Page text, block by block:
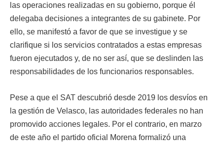
las operaciones realizadas en su gobierno, porque él
delegaba decisiones a integrantes de su gabinete. Por
ello, se manifestó a favor de que se investigue y se
clarifique si los servicios contratados a estas empresas
fueron ejecutados y, de no ser así, que se deslinden las
responsabilidades de los funcionarios responsables.
Pese a que el SAT descubrió desde 2019 los desvíos en
la gestión de Velasco, las autoridades federales no han
promovido acciones legales. Por el contrario, en marzo
de este año el partido oficial Morena formalizó una